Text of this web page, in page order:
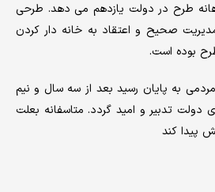
طرح در دولت یازدهم می دهد. طرحی
صحیح و اعتقاد به خانه دار کردن
بوده است.
مسکن مهر که در پردیس قرار بود با 20 میلیون آورده مردمی به پایان رسید بعد از سه سال و نیم
دولت تدبیر و امید گردد. متاسفانه بعلت
پیدا ‌کند